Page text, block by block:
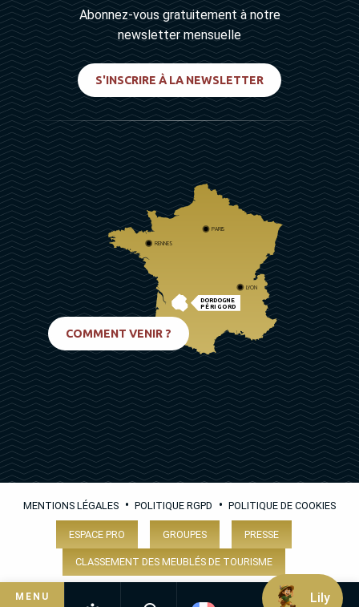
MENU
Abonnez-vous gratuitement à notre
newsletter mensuelle
S'INSCRIRE À LA NEWSLETTER
DORDOGNE
PÉRIGORD
PARIS
RENNES
LYON
COMMENT VENIR ?
MENTIONS LÉGALES • POLITIQUE RGPD • POLITIQUE DE COOKIES
ESPACE PRO GROUPES PRESSE
CLASSEMENT DES MEUBLÉS DE TOURISME
Lily